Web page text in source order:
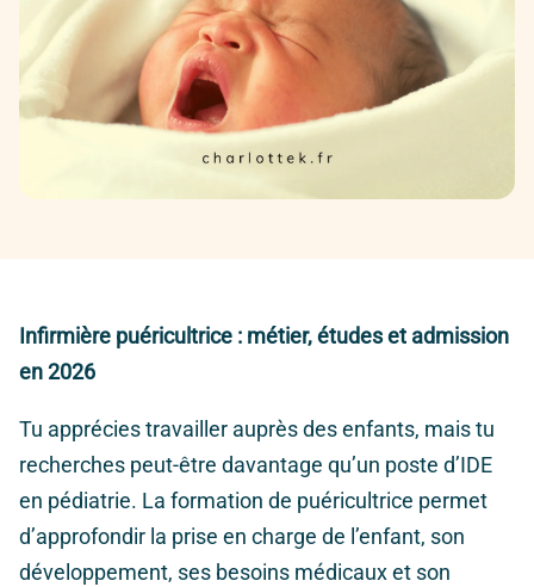
Infirmière puéricultrice : métier, études et admission
en 2026
Tu apprécies travailler auprès des enfants, mais tu
recherches peut-être davantage qu’un poste d’IDE
en pédiatrie. La formation de puéricultrice permet
d’approfondir la prise en charge de l’enfant, son
développement, ses besoins médicaux et son